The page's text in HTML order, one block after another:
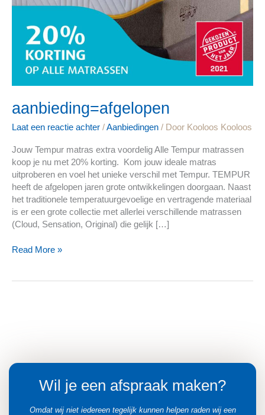
aanbieding=afgelopen
Laat een reactie achter /Aanbiedingen / Door Kooloos Kooloos
Jouw Tempur matras extra voordelig Alle Tempur matrassen
koop je nu met 20% korting. Kom jouw ideale matras
uitproberen en voel het unieke verschil met Tempur. TEMPUR
heeft de afgelopen jaren grote ontwikkelingen doorgaan. Naast
het traditionele temperatuurgevoelige en vertragende materiaal
is er een grote collectie met allerlei verschillende matrassen
(Cloud, Sensation, Original) die gelijk […]
Read More »
Wil je een afspraak maken?
Omdat wij niet iedereen tegelijk kunnen helpen raden wij een